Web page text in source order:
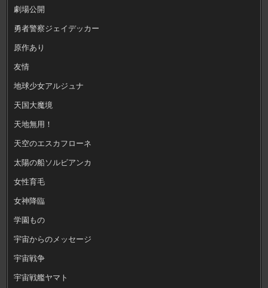
劇場公開
勇者警察ジェイデッカー
原作あり
友情
地球少女アルジュナ
天国大魔境
天地無用！
天空のエスカフローネ
太陽の船ソルビアンカ
女性育毛
女神降臨
学園もの
宇宙からのメッセージ
宇宙戦争
宇宙戦艦ヤマト